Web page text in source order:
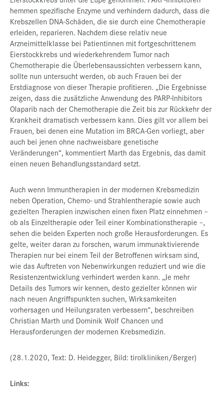
hemmen spezifische Enzyme und verhindern dadurch, dass die
Krebszellen DNA-Schäden, die sie durch eine Chemotherapie
erleiden, reparieren. Nachdem diese relativ neue
Arzneimittelklasse bei Patientinnen mit fortgeschrittenem
Eierstockkrebs und wiederkehrendem Tumor nach
Chemotherapie die Überlebensaussichten verbessern kann,
sollte nun untersucht werden, ob auch Frauen bei der
Erstdiagnose von dieser Therapie profitieren. „Die Ergebnisse
zeigen, dass die zusätzliche Anwendung des PARP-Inhibitors
Olaparib nach der Chemotherapie die Zeit bis zur Rückkehr der
Krankheit dramatisch verbessern kann. Dies gilt vor allem bei
Frauen, bei denen eine Mutation im BRCA-Gen vorliegt, aber
auch bei jenen ohne nachweisbare genetische
Veränderungen“, kommentiert Marth das Ergebnis, das damit
einen neuen Behandlungsstandard setzt.
Auch wenn Immuntherapien in der modernen Krebsmedizin
neben Operation, Chemo- und Strahlentherapie sowie auch
gezielten Therapien inzwischen einen fixen Platz einnehmen –
ob als Einzeltherapie oder Teil einer Kombinationstherapie –,
sehen die beiden Experten noch große Herausforderungen. Es
gelte, weiter daran zu forschen, warum immunaktivierende
Therapien nur bei einem Teil der Betroffenen wirksam sind,
wie das Auftreten von Nebenwirkungen reduziert und wie die
Resistenzentwicklung verhindert werden kann. „Je mehr
Details des Tumors wir kennen, desto gezielter können wir
nach neuen Angriffspunkten suchen, Wirksamkeiten
vorhersagen und Heilungsraten verbessern“, beschreiben
Christian Marth und Dominik Wolf Chancen und
Herausforderungen der modernen Krebsmedizin.
(28.1.2020, Text: D. Heidegger, Bild: tirolkliniken/Berger)
Links: